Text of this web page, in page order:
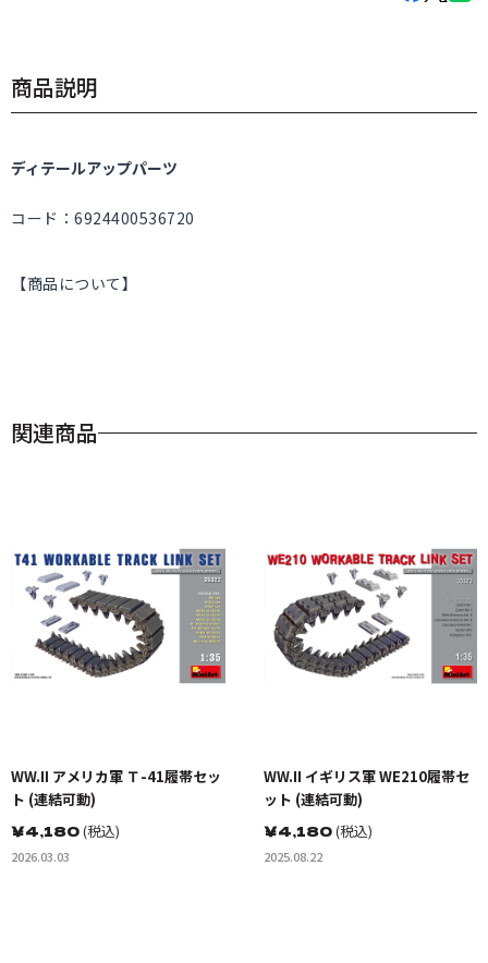
商品説明
ディテールアップパーツ
コード：6924400536720
【商品について】
関連商品
WW.II アメリカ軍 Ｔ-41履帯セッ
ト (連結可動)
￥4,180(税込)
2026.03.03
WW.II イギリス軍 WE210履帯セ
ット (連結可動)
￥4,180(税込)
2025.08.22